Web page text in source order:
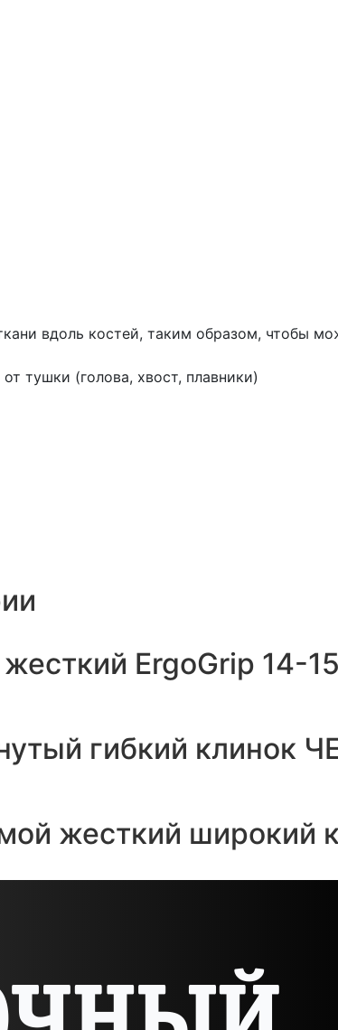
вдоль костей, таким образом, чтобы
тушки (голова, хвост, плавники)
ErgoGrip 14-
гибкий клинок
жесткий широкий